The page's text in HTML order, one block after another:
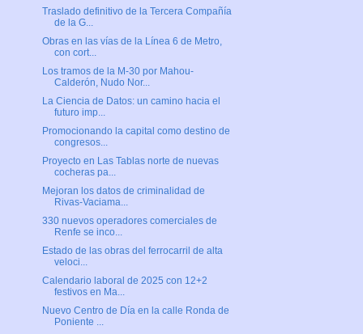
Traslado definitivo de la Tercera Compañía
de la G...
Obras en las vías de la Línea 6 de Metro,
con cort...
Los tramos de la M-30 por Mahou-
Calderón, Nudo Nor...
La Ciencia de Datos: un camino hacia el
futuro imp...
Promocionando la capital como destino de
congresos...
Proyecto en Las Tablas norte de nuevas
cocheras pa...
Mejoran los datos de criminalidad de
Rivas-Vaciama...
330 nuevos operadores comerciales de
Renfe se inco...
Estado de las obras del ferrocarril de alta
veloci...
Calendario laboral de 2025 con 12+2
festivos en Ma...
Nuevo Centro de Día en la calle Ronda de
Poniente ...